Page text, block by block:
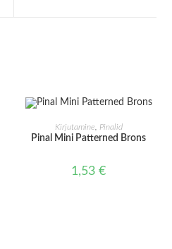
LISA KORVI
Kirjutamine Pinalid
Pinal Mini Patterned Brons
1,53€